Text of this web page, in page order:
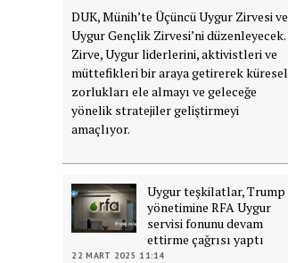
DUK, Münih’te Üçüncü Uygur Zirvesi ve
Uygur Gençlik Zirvesi’ni düzenleyecek.
Zirve, Uygur liderlerini, aktivistleri ve
müttefikleri bir araya getirerek küresel
zorlukları ele almayı ve geleceğe
yönelik stratejiler geliştirmeyi
amaçlıyor.
Uygur teşkilatlar, Trump
yönetimine RFA Uygur
servisi fonunu devam
ettirme çağrısı yaptı
22 MART 2025 11:14